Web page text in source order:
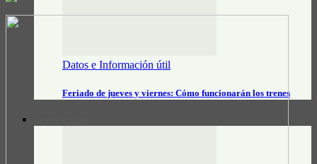
Datos e Información útil
Feriado de jueves y viernes: Cómo funcionarán los trenes